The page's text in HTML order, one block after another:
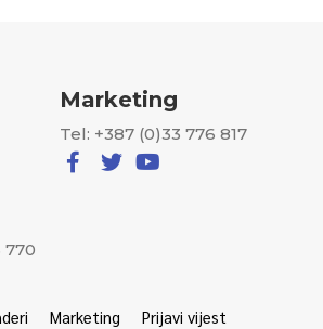
770
Marketing
Tel: +387 (0)33 776 817
Marketing Prijavi vijest